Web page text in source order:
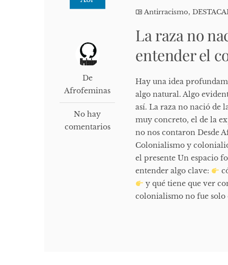
De
Afrofeminas
No hay
comentarios
Antirracismo,
La raza no
entender el
Hay una idea
algo natural. Algo
así. La raza no nació de
muy concreto, el de la
no nos contaron Desde
Colonialismo y
el presente Un espacio
entender algo clave:
y qué tiene que ver
colonialismo no fue